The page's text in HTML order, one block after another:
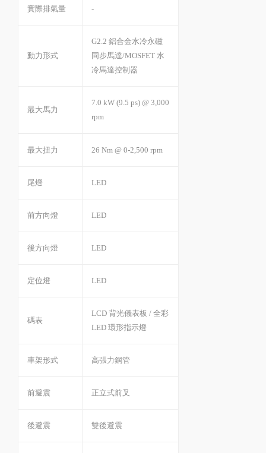
實際排氣量 -
動力形式
G2.2 鋁合金水冷永磁
同步馬達/MOSFET 水
冷馬達控制器
最大馬力
7.0 kW (9.5 ps) @ 3,000
rpm
最大扭力 26 Nm @ 0-2,500 rpm
尾燈 LED
前方向燈 LED
後方向燈 LED
定位燈 LED
碼表
LCD 背光儀表板 / 全彩
LED 環形指示燈
車架形式 高張力鋼管
前避震 正立式前叉
後避震 雙後避震